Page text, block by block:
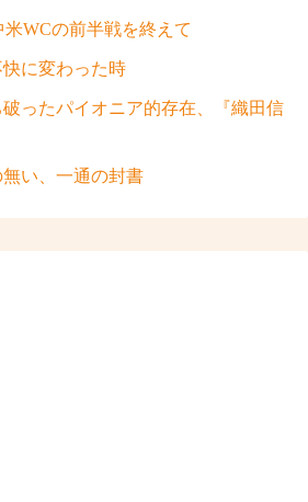
WCの前半戦を終えて
に変わった時
ったパイオニア的存在、『織田信
い、一通の封書